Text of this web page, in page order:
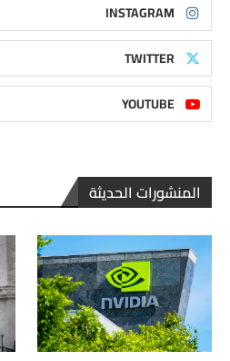
INSTAGRAM
TWITTER
YOUTUBE
المنشورات الحديثة